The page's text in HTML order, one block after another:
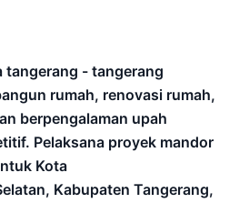
tangerang - tangerang
rumah, renovasi rumah,
berpengalaman upah
Pelaksana proyek mandor
Kota
Kabupaten Tangerang,